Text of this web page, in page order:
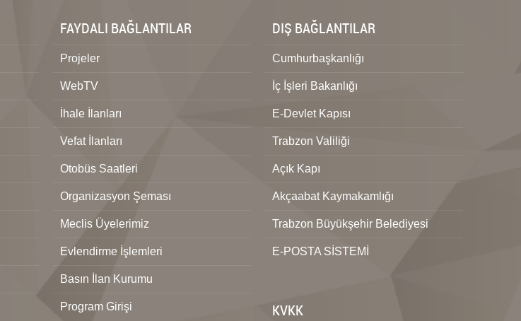
FAYDALI BAĞLANTILAR
Projeler
WebTV
İhale İlanları
Vefat İlanları
Otobüs Saatleri
Organizasyon Şeması
Meclis Üyelerimiz
Evlendirme İşlemleri
Basın İlan Kurumu
Program Girişi
DIŞ BAĞLANTILAR
Cumhurbaşkanlığı
İç İşleri Bakanlığı
E-Devlet Kapısı
Trabzon Valiliği
Açık Kapı
Akçaabat Kaymakamlığı
Trabzon Büyükşehir Belediyesi
E-POSTA SİSTEMİ
KVKK